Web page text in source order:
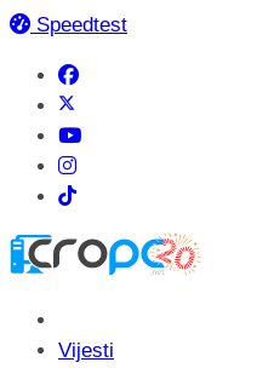
Speedtest
Vijesti